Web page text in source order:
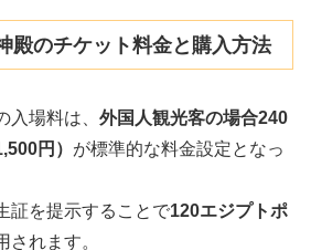
殿のチケット料金と購入方法
入場料は、 外国人観光客の場合240
円） が標準的な料金設定となっ
証を提示することで120エジプトポ
されます。